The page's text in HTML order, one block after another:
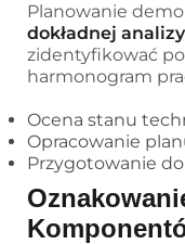
Planowanie
dokładnej analizy
zidentyfikować
harmonogram
Ocena stanu
Opracowanie
Przygotowanie